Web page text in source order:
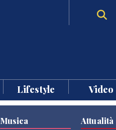
Lifestyle Video
Musica Attualità